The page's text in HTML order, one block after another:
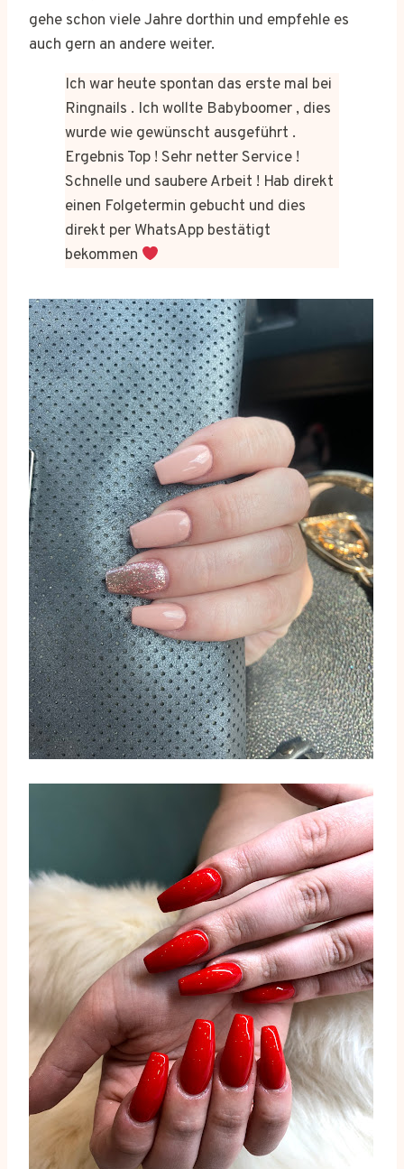
gehe schon viele Jahre dorthin und empfehle es
auch gern an andere weiter.
Ich war heute spontan das erste mal bei
Ringnails . Ich wollte Babyboomer , dies
wurde wie gewünscht ausgeführt .
Ergebnis Top ! Sehr netter Service !
Schnelle und saubere Arbeit ! Hab direkt
einen Folgetermin gebucht und dies
direkt per WhatsApp bestätigt
bekommen